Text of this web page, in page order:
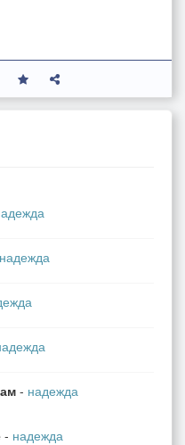
надежда
- надежда
- надежда